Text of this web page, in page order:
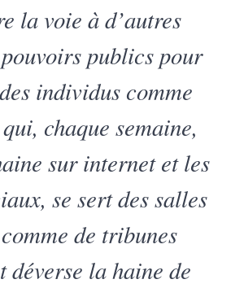
la voie à d’autres
publics pour
individus comme
chaque semaine,
sur internet et les
se sert des salles
de tribunes
déverse la haine de